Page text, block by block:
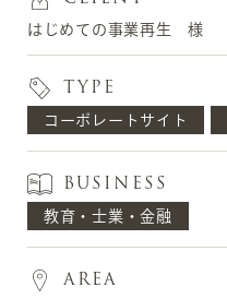
はじめての事業再生 様
TYPE
コーポレートサイト
BUSINESS
教育・士業・金融
AREA